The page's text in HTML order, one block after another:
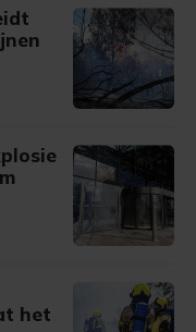
het